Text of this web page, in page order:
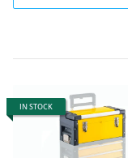
IN STOCK